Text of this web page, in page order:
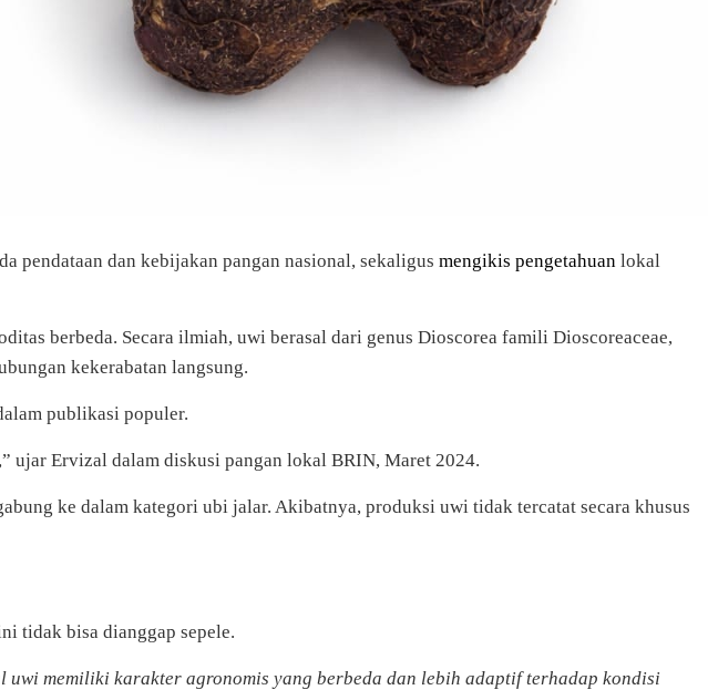
pendataan dan kebijakan pangan nasional, sekaligus mengikis pengetahuan lokal
berbeda. Secara ilmiah, uwi berasal dari genus Dioscorea famili Dioscoreaceae,
kekerabatan langsung.
publikasi populer.
,” ujar Ervizal dalam diskusi pangan lokal BRIN, Maret 2024.
ke dalam kategori ubi jalar. Akibatnya, produksi uwi tidak tercatat secara khusus
tidak bisa dianggap sepele.
memiliki karakter agronomis yang berbeda dan lebih adaptif terhadap kondisi